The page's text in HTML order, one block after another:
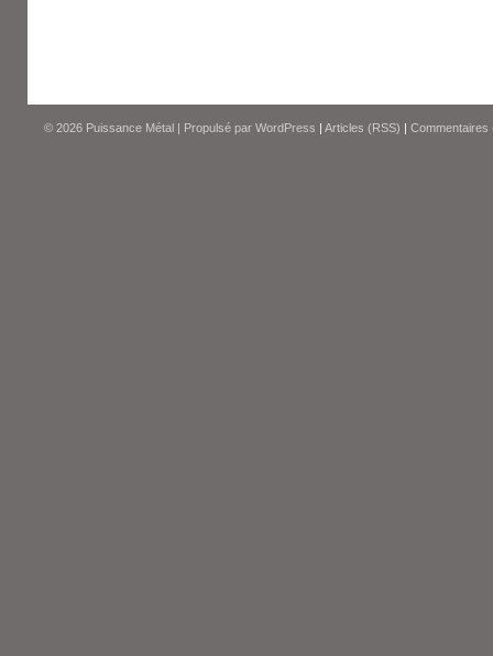
© 2026 Puissance Métal | Propulsé par WordPress | Articles (RSS) | Commentaires